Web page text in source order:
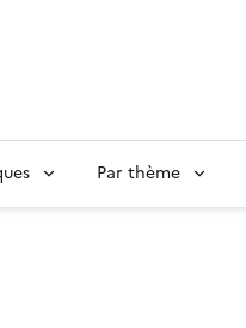
Par thème